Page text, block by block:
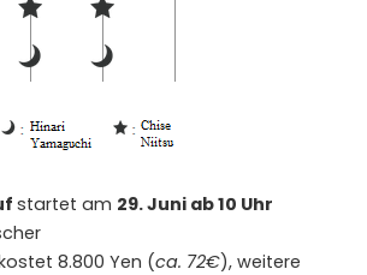
startet am 29. Juni ab 10 Uhr
8.800 Yen (ca. 72€), weitere